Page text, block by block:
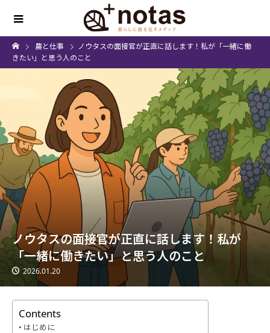
農と仕事
ノウタスの面接官が正直に話します！私が「一緒に働
きたい」と思う人のこと
ノウタスの面接官が正直に話します！私が
「一緒に働きたい」と思う人のこと
2026.01.20
Contents
はじめに